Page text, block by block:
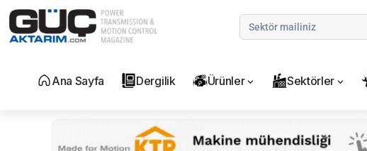
Ana Sayfa Dergilik Ürünler Sektörler